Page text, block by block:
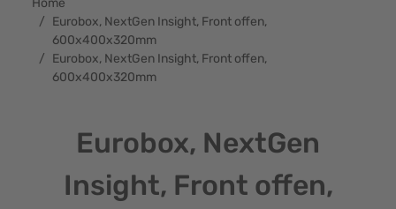
/ Eurobox, NextGen Insight, Front offen,
600x400x320mm
/ Eurobox, NextGen Insight, Front offen,
600x400x320mm
Eurobox, NextGen
Insight, Front offen,